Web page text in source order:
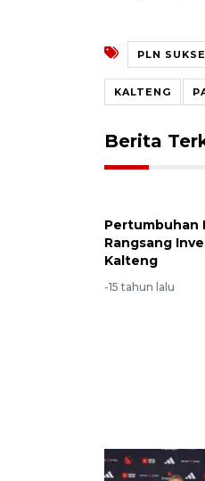
PLN
KALTENG
Berita
Pertumbuhan
Rangsang
Kalteng
-15 tahun lalu